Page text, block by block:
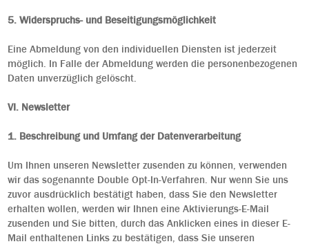
5. Widerspruchs- und Beseitigungsmöglichkeit
Eine Abmeldung von den individuellen Diensten ist jederzeit
möglich. In Falle der Abmeldung werden die personenbezogenen
Daten unverzüglich gelöscht.
VI. Newsletter
1. Beschreibung und Umfang der Datenverarbeitung
Um Ihnen unseren Newsletter zusenden zu können, verwenden
wir das sogenannte Double Opt-In-Verfahren. Nur wenn Sie uns
zuvor ausdrücklich bestätigt haben, dass Sie den Newsletter
erhalten wollen, werden wir Ihnen eine Aktivierungs-E-Mail
zusenden und Sie bitten, durch das Anklicken eines in dieser E-
Mail enthaltenen Links zu bestätigen, dass Sie unseren